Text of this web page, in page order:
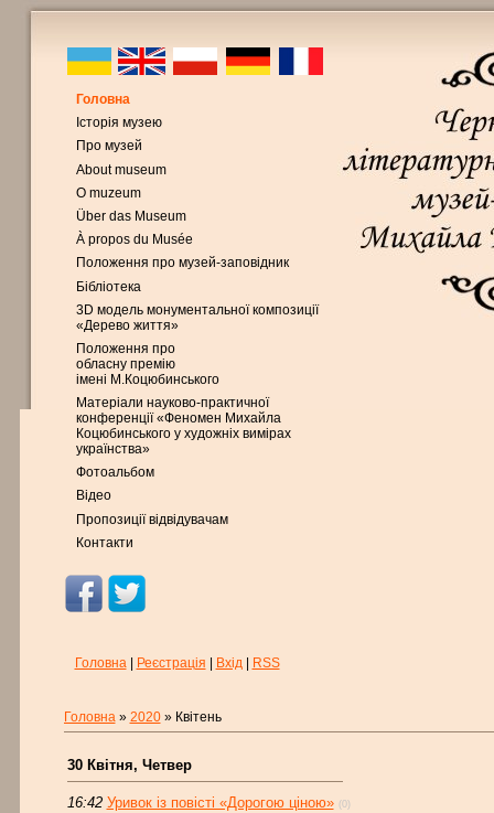
Головна
Історія музею
Про музей
About museum
O muzeum
Über das Museum
À propos du Musée
Положення про музей-заповідник
Бібліотека
3D модель монументальної композиції
«Дерево життя»
Положення про
обласну премію
імені М.Коцюбинського
Матеріали науково-практичної
конференції «Феномен Михайла
Коцюбинського у художніх вимірах
українства»
Фотоальбом
Відео
Пропозиції відвідувачам
Контакти
Головна| Реєстрація Вхід| RSS
Головна» 2020 » Квітень
30 Квітня, Четвер
16:42 Уривок із повісті «Дорогою ціною» (0)